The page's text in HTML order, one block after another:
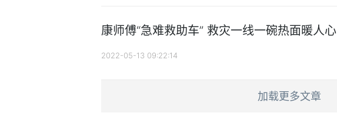
康师傅“急难救助车” 救灾一线一碗热面暖人心
2022-05-13 09:22:14
加载更多文章